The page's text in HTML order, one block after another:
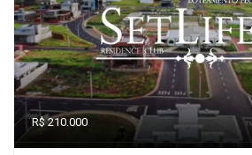
R$ 210.000